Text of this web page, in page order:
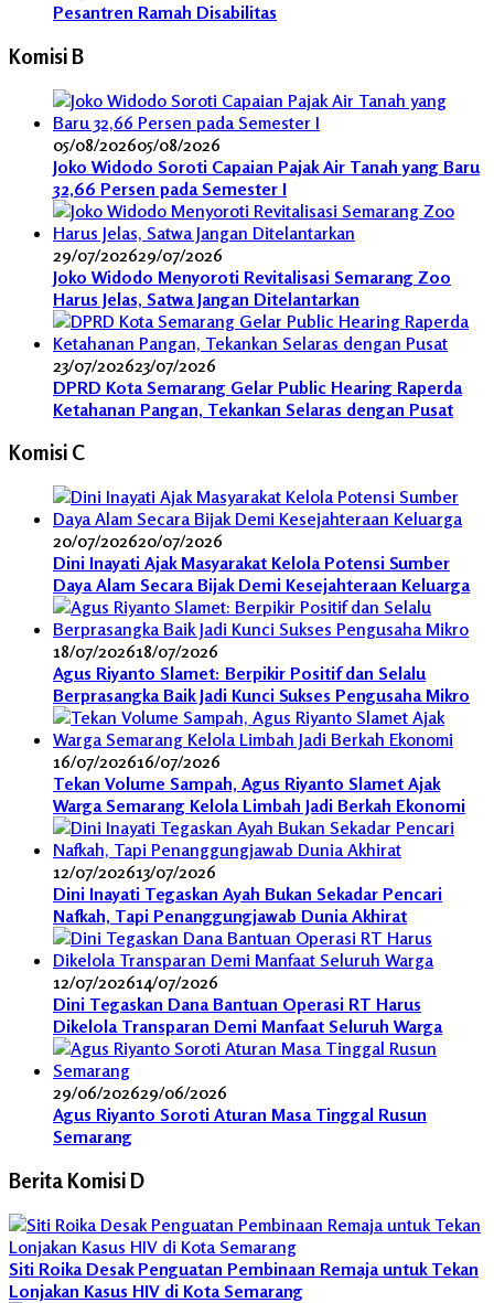
Pesantren Ramah Disabilitas
Komisi B
05/08/202605/08/2026
Joko Widodo Soroti Capaian Pajak Air Tanah yang Baru
32,66 Persen pada Semester I
29/07/202629/07/2026
Joko Widodo Menyoroti Revitalisasi Semarang Zoo
Harus Jelas, Satwa Jangan Ditelantarkan
23/07/202623/07/2026
DPRD Kota Semarang Gelar Public Hearing Raperda
Ketahanan Pangan, Tekankan Selaras dengan Pusat
Komisi C
20/07/202620/07/2026
Dini Inayati Ajak Masyarakat Kelola Potensi Sumber
Daya Alam Secara Bijak Demi Kesejahteraan Keluarga
18/07/202618/07/2026
Agus Riyanto Slamet: Berpikir Positif dan Selalu
Berprasangka Baik Jadi Kunci Sukses Pengusaha Mikro
16/07/202616/07/2026
Tekan Volume Sampah, Agus Riyanto Slamet Ajak
Warga Semarang Kelola Limbah Jadi Berkah Ekonomi
12/07/202613/07/2026
Dini Inayati Tegaskan Ayah Bukan Sekadar Pencari
Nafkah, Tapi Penanggungjawab Dunia Akhirat
12/07/202614/07/2026
Dini Tegaskan Dana Bantuan Operasi RT Harus
Dikelola Transparan Demi Manfaat Seluruh Warga
29/06/202629/06/2026
Agus Riyanto Soroti Aturan Masa Tinggal Rusun
Semarang
Berita Komisi D
Siti Roika Desak Penguatan Pembinaan Remaja untuk Tekan
Lonjakan Kasus HIV di Kota Semarang